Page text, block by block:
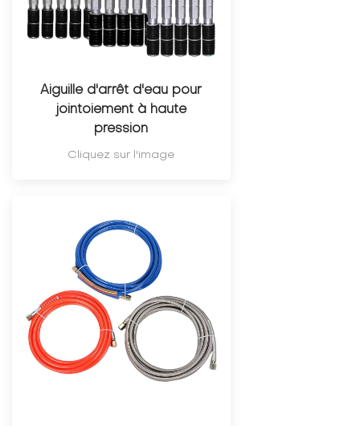
Aiguille d'arrêt d'eau pour
jointoiement à haute
pression
Cliquez sur l'image